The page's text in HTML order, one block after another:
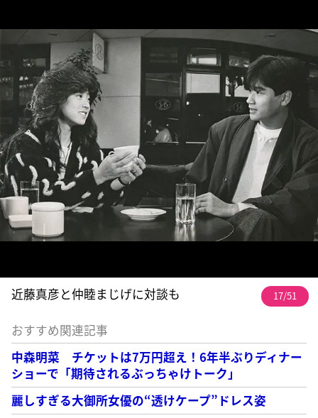
近藤真彦と仲睦まじげに対談も 17/51
おすすめ関連記事
中森明菜 チケットは7万円超え！6年半ぶりディナー
ショーで「期待されるぶっちゃけトーク」
麗しすぎる大御所女優の“透けケープ”ドレス姿